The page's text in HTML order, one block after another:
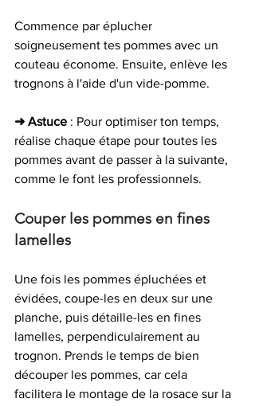
Commence par éplucher
soigneusement tes pommes avec un
couteau économe. Ensuite, enlève les
trognons à l'aide d'un vide-pomme.
➜ Astuce : Pour optimiser ton temps,
réalise chaque étape pour toutes les
pommes avant de passer à la suivante,
comme le font les professionnels.
Couper les pommes en fines
lamelles
Une fois les pommes épluchées et
évidées, coupe-les en deux sur une
planche, puis détaille-les en fines
lamelles, perpendiculairement au
trognon. Prends le temps de bien
découper les pommes, car cela
facilitera le montage de la rosace sur la